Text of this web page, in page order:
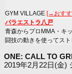
GYM VILLAGE [→おすす
パラエストラ八戸
青森からプロMMA・キ
闘技の動きを使ってスト
ONE: CALL TO
2019年2月22日(金)